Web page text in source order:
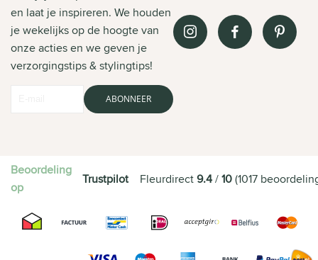
en laat je inspireren. We houden
je wekelijks op de hoogte van
onze acties en we geven je
verzorgingstips & stylingtips!
ABONNEER
Beoordeling
op
Trustpilot Fleurdirect9.4/10(1017